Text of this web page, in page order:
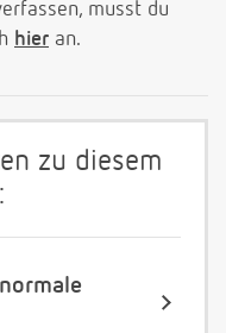
musst du
hier an.
zu diesem